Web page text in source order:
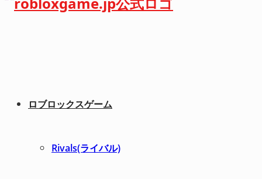
ロブロックスゲーム
Rivals(ライバル)